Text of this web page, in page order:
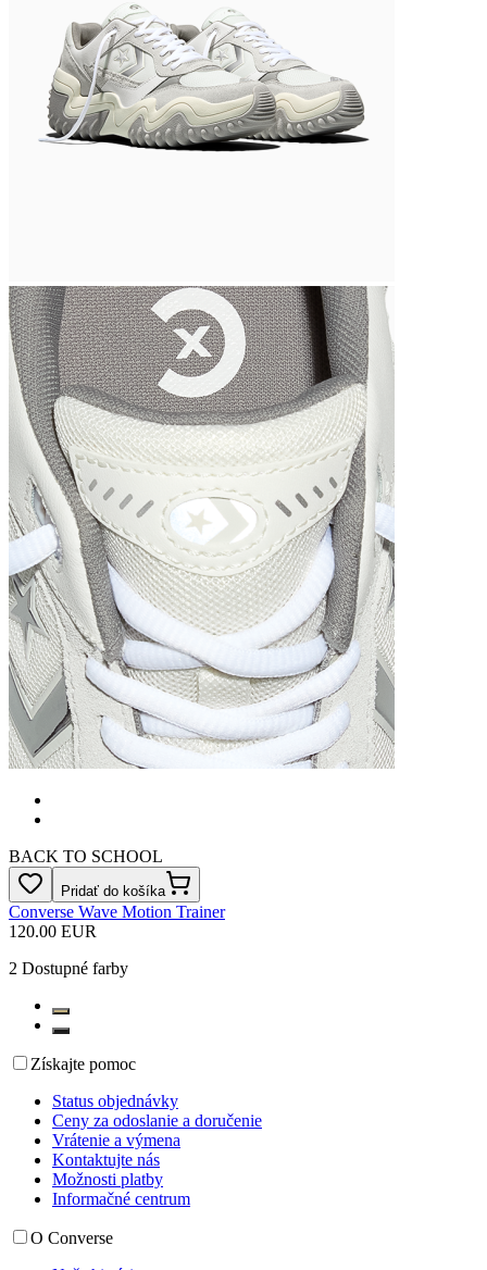
BACK TO SCHOOL
Pridať do košíka
Converse Wave Motion Trainer
120.00 EUR
2 Dostupné farby
Získajte pomoc
Status objednávky
Ceny za odoslanie a doručenie
Vrátenie a výmena
Kontaktujte nás
Možnosti platby
Informačné centrum
O Converse